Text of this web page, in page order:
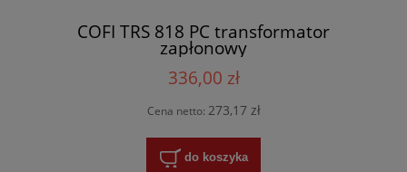
COFI TRS 818 PC transformator
zapłonowy
336,00 zł
Cena netto: 273,17 zł
do koszyka